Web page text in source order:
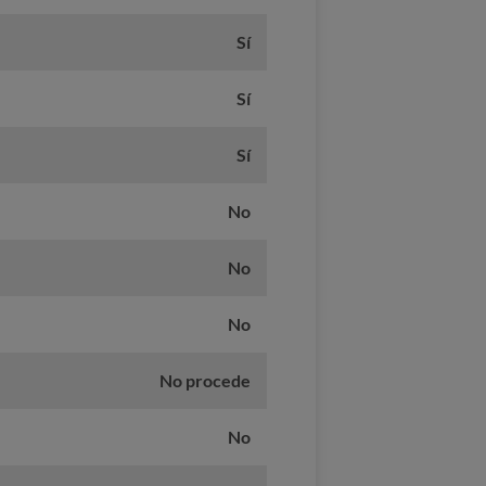
Sí
Sí
Sí
No
No
No
No procede
No